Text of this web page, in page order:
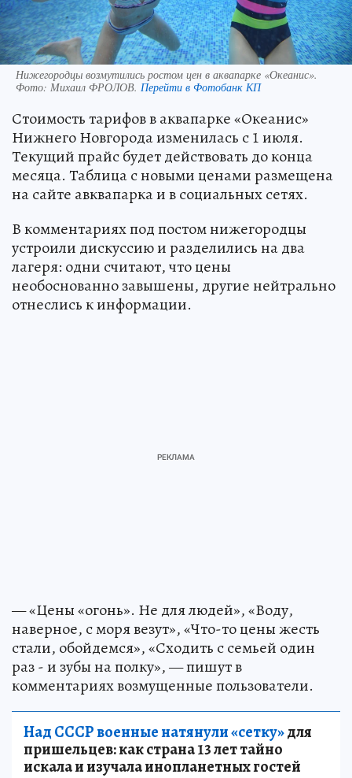
Нижегородцы возмутились ростом цен в аквапарке «Океанис».
Фото: Михаил ФРОЛОВ. Перейти в Фотобанк КП
Стоимость тарифов в аквапарке «Океанис»
Нижнего Новгорода изменилась с 1 июля.
Текущий прайс будет действовать до конца
месяца. Таблица с новыми ценами размещена
на сайте авквапарка и в социальных сетях.
В комментариях под постом нижегородцы
устроили дискуссию и разделились на два
лагеря: одни считают, что цены
необоснованно завышены, другие нейтрально
отнеслись к информации.
— «Цены «огонь». Не для людей», «Воду,
наверное, с моря везут», «Что-то цены жесть
стали, обойдемся», «Сходить с семьей один
раз - и зубы на полку», — пишут в
комментариях возмущенные пользователи.
Над СССР военные натянули «сетку»для
пришельцев: как страна 13 лет тайно
искала и изучала инопланетных гостей